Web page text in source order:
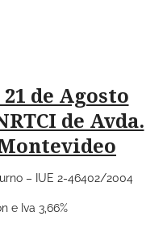
de Agosto
de Avda.
– IUE 2-46402/2004
e Iva 3,66%